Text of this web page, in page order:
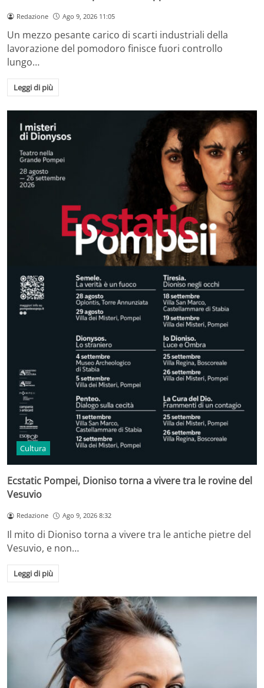
Redazione Ago 9, 2026 11:05
Un mezzo pesante carico di scarti industriali della
lavorazione del pomodoro finisce fuori controllo
lungo…
Leggi di più
Cultura
Ecstatic Pompei, Dioniso torna a vivere tra le rovine del
Vesuvio
Redazione Ago 9, 2026 8:32
Il mito di Dioniso torna a vivere tra le antiche pietre del
Vesuvio, e non…
Leggi di più